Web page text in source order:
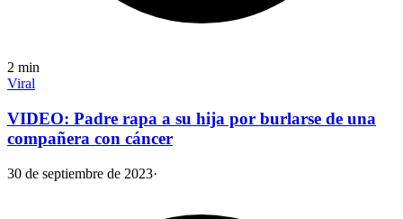
2 min
Viral
VIDEO: Padre rapa a su hija por burlarse de una
compañera con cáncer
30 de septiembre de 2023·